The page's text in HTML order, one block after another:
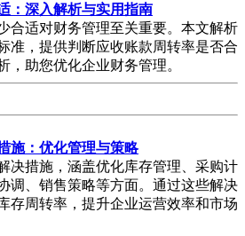
：深入解析与实用指南
合适对财务管理至关重要。本文解析
准，提供判断应收账款周转率是否合
，助您优化企业财务管理。
施：优化管理与策略
决措施，涵盖优化库存管理、采购计
调、销售策略等方面。通过这些解决
存周转率，提升企业运营效率和市场